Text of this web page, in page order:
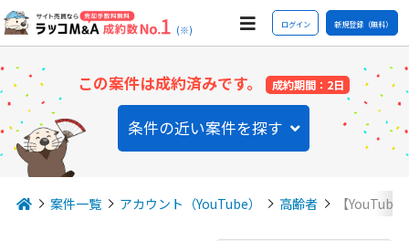
(※) ログイン 新規登録（無料）
この案件は成約済みです。 成約期間：2日
条件の近い案件を探す
案件一覧 アカウント（YouTube） 高齢者 【